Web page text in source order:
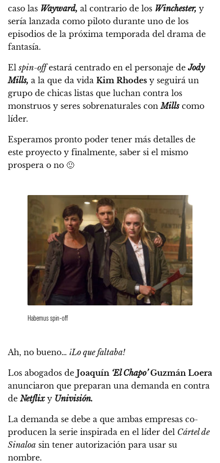
caso las Wayward, al contrario de los Winchester, y
sería lanzada como piloto durante uno de los
episodios de la próxima temporada del drama de
fantasía.
Elspin-offestará centrado en el personaje deJody
Mills, a la que da vida Kim Rhodes y seguirá un
grupo de chicas listas que luchan contra los
monstruos y seres sobrenaturales conMillscomo
líder.
Esperamos pronto poder tener más detalles de
este proyecto y finalmente, saber si el mismo
prospera o no 🙂
Habemus spin-off
Ah, no bueno… ¡Lo que faltaba!
Los abogados de Joaquín ‘El Chapo’Guzmán Loera
anunciaron que preparan una demanda en contra
de Netflixy Univisión.
La demanda se debe a que ambas empresas co-
producen la serie inspirada en el líder del Cártel de
Sinaloa sin tener autorización para usar su
nombre.